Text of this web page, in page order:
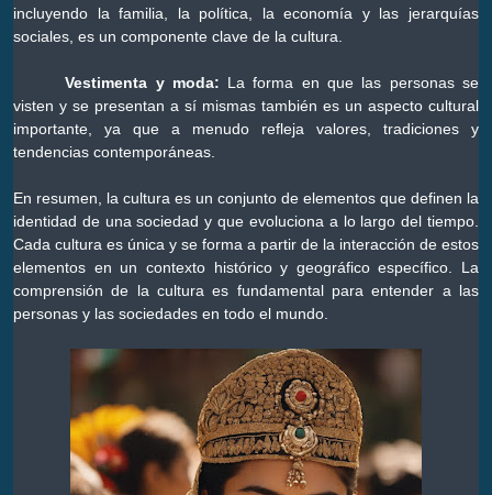
incluyendo la familia, la política, la economía y las jerarquías
sociales, es un componente clave de la cultura.
Vestimenta y moda: La forma en que las personas se
visten y se presentan a sí mismas también es un aspecto cultural
importante, ya que a menudo refleja valores, tradiciones y
tendencias contemporáneas.
En resumen, la cultura es un conjunto de elementos que definen la
identidad de una sociedad y que evoluciona a lo largo del tiempo.
Cada cultura es única y se forma a partir de la interacción de estos
elementos en un contexto histórico y geográfico específico. La
comprensión de la cultura es fundamental para entender a las
personas y las sociedades en todo el mundo.